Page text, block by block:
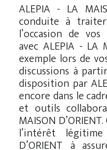
ALEPIA - LA
conduite à
l’occasion de
avec ALEPIA - LA
exemple lors de
discussions à
disposition par
encore dans le
et outils
MAISON
l’intérêt
D’ORIENT à